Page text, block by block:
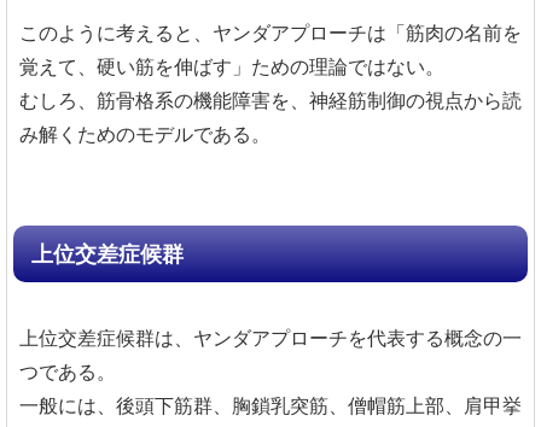
このように考えると、ヤンダアプローチは「筋肉の名前を
覚えて、硬い筋を伸ばす」ための理論ではない。
むしろ、筋骨格系の機能障害を、神経筋制御の視点から読
み解くためのモデルである。
上位交差症候群
上位交差症候群は、ヤンダアプローチを代表する概念の一
つである。
一般には、後頭下筋群、胸鎖乳突筋、僧帽筋上部、肩甲挙